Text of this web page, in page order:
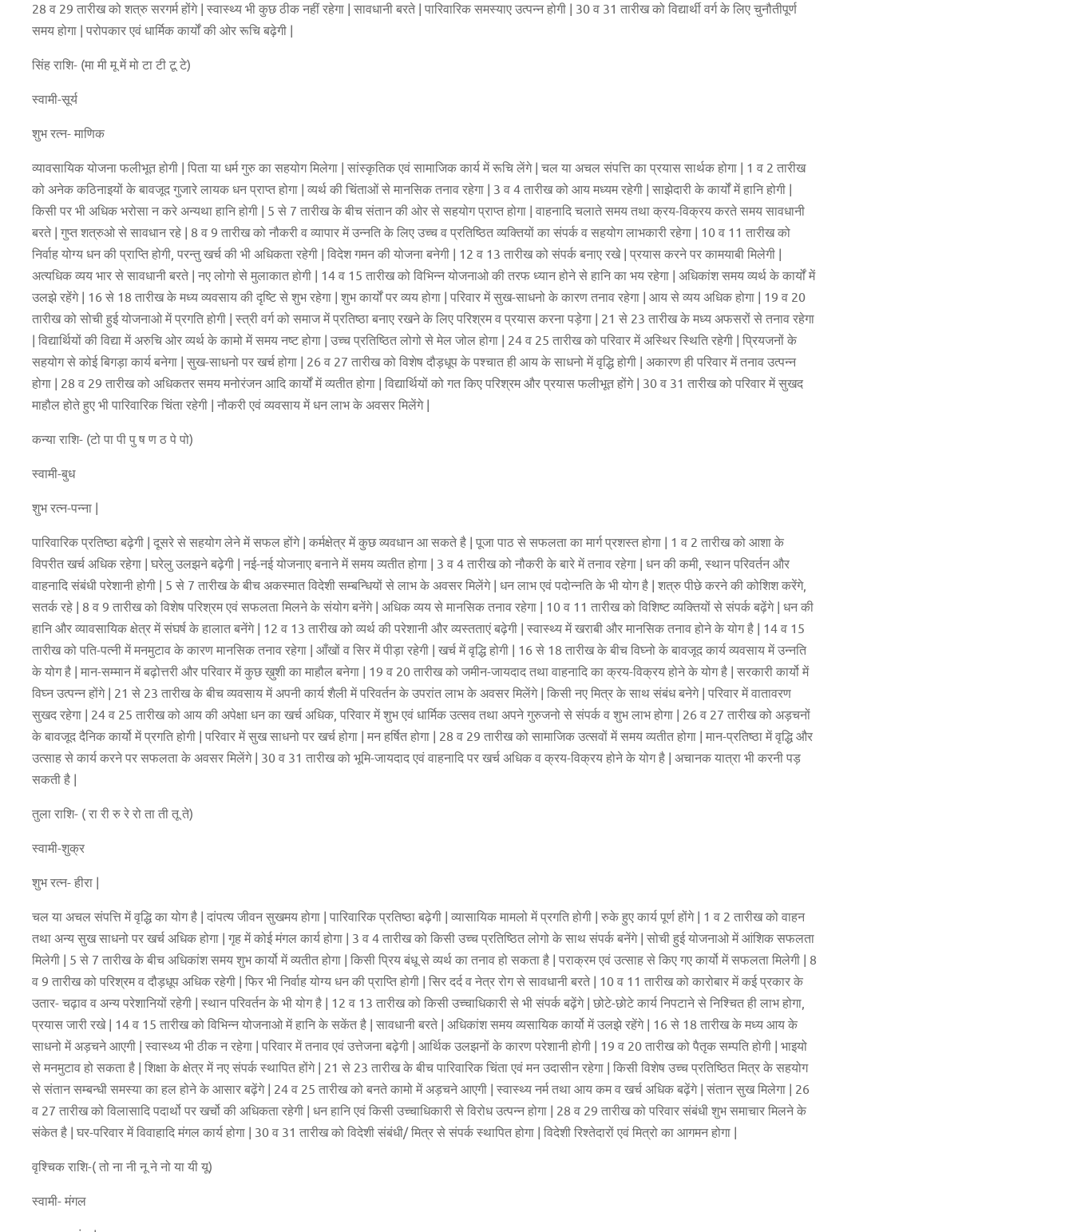
28 व 29 तारीख को शत्रु सरगर्म होंगे | स्वास्थ्य भी कुछ ठीक नहीं रहेगा | सावधानी बरते | पारिवारिक समस्याए उत्पन्न होगी | 30 व 31 तारीख को विद्यार्थी वर्ग के लिए चुनौतीपूर्ण
समय होगा | परोपकार एवं धार्मिक कार्यों की ओर रूचि बढ़ेगी |
सिंह राशि- (मा मी मू में मो टा टी टू टे)
स्वामी-सूर्य
शुभ रत्न- माणिक
व्यावसायिक योजना फलीभूत होगी | पिता या धर्म गुरु का सहयोग मिलेगा | सांस्कृतिक एवं सामाजिक कार्य में रूचि लेंगे | चल या अचल संपत्ति का प्रयास सार्थक होगा | 1 व 2 तारीख
को अनेक कठिनाइयों के बावजूद गुजारे लायक धन प्राप्त होगा | व्यर्थ की चिंताओं से मानसिक तनाव रहेगा | 3 व 4 तारीख को आय मध्यम रहेगी | साझेदारी के कार्यों में हानि होगी |
किसी पर भी अधिक भरोसा न करे अन्यथा हानि होगी | 5 से 7 तारीख के बीच संतान की ओर से सहयोग प्राप्त होगा | वाहनादि चलाते समय तथा क्रय-विक्रय करते समय सावधानी
बरते | गुप्त शत्रुओ से सावधान रहे | 8 व 9 तारीख को नौकरी व व्यापार में उन्नति के लिए उच्च व प्रतिष्ठित व्यक्तियों का संपर्क व सहयोग लाभकारी रहेगा | 10 व 11 तारीख को
निर्वाह योग्य धन की प्राप्ति होगी, परन्तु खर्च की भी अधिकता रहेगी | विदेश गमन की योजना बनेगी | 12 व 13 तारीख को संपर्क बनाए रखे | प्रयास करने पर कामयाबी मिलेगी |
अत्यधिक व्यय भार से सावधानी बरते | नए लोगो से मुलाकात होगी | 14 व 15 तारीख को विभिन्न योजनाओ की तरफ ध्यान होने से हानि का भय रहेगा | अधिकांश समय व्यर्थ के कार्यों में
उलझे रहेंगे | 16 से 18 तारीख के मध्य व्यवसाय की दृष्टि से शुभ रहेगा | शुभ कार्यों पर व्यय होगा | परिवार में सुख-साधनो के कारण तनाव रहेगा | आय से व्यय अधिक होगा | 19 व 20
तारीख को सोची हुई योजनाओ में प्रगति होगी | स्त्री वर्ग को समाज में प्रतिष्ठा बनाए रखने के लिए परिश्रम व प्रयास करना पड़ेगा | 21 से 23 तारीख के मध्य अफसरों से तनाव रहेगा
| विद्यार्थियों की विद्या में अरुचि ओर व्यर्थ के कामो में समय नष्ट होगा | उच्च प्रतिष्ठित लोगो से मेल जोल होगा | 24 व 25 तारीख को परिवार में अस्थिर स्थिति रहेगी | प्रियजनों के
सहयोग से कोई बिगड़ा कार्य बनेगा | सुख-साधनो पर खर्च होगा | 26 व 27 तारीख को विशेष दौड़धूप के पश्चात ही आय के साधनो में वृद्धि होगी | अकारण ही परिवार में तनाव उत्पन्न
होगा | 28 व 29 तारीख को अधिकतर समय मनोरंजन आदि कार्यों में व्यतीत होगा | विद्यार्थियों को गत किए परिश्रम और प्रयास फलीभूत होंगे | 30 व 31 तारीख को परिवार में सुखद
माहौल होते हुए भी पारिवारिक चिंता रहेगी | नौकरी एवं व्यवसाय में धन लाभ के अवसर मिलेंगे |
कन्या राशि- (टो पा पी पु ष ण ठ पे पो)
स्वामी-बुध
शुभ रत्न-पन्ना |
पारिवारिक प्रतिष्ठा बढ़ेगी | दूसरे से सहयोग लेने में सफल होंगे | कर्मक्षेत्र में कुछ व्यवधान आ सकते है | पूजा पाठ से सफलता का मार्ग प्रशस्त होगा | 1 व 2 तारीख को आशा के
विपरीत खर्च अधिक रहेगा | घरेलु उलझने बढ़ेगी | नई-नई योजनाए बनाने में समय व्यतीत होगा | 3 व 4 तारीख को नौकरी के बारे में तनाव रहेगा | धन की कमी, स्थान परिवर्तन और
वाहनादि संबंधी परेशानी होगी | 5 से 7 तारीख के बीच अकस्मात विदेशी सम्बन्धियों से लाभ के अवसर मिलेंगे | धन लाभ एवं पदोन्नति के भी योग है | शत्रु पीछे करने की कोशिश करेंगे,
सतर्क रहे | 8 व 9 तारीख को विशेष परिश्रम एवं सफलता मिलने के संयोग बनेंगे | अधिक व्यय से मानसिक तनाव रहेगा | 10 व 11 तारीख को विशिष्ट व्यक्तियों से संपर्क बढ़ेंगे | धन की
हानि और व्यावसायिक क्षेत्र में संघर्ष के हालात बनेंगे | 12 व 13 तारीख को व्यर्थ की परेशानी और व्यस्तताएं बढ़ेगी | स्वास्थ्य में खराबी और मानसिक तनाव होने के योग है | 14 व 15
तारीख को पति-पत्नी में मनमुटाव के कारण मानसिक तनाव रहेगा | आँखों व सिर में पीड़ा रहेगी | खर्च में वृद्धि होगी | 16 से 18 तारीख के बीच विघ्नो के बावजूद कार्य व्यवसाय में उन्नति
के योग है | मान-सम्मान में बढ़ोत्तरी और परिवार में कुछ ख़ुशी का माहौल बनेगा | 19 व 20 तारीख को जमीन-जायदाद तथा वाहनादि का क्रय-विक्रय होने के योग है | सरकारी कार्यो में
विघ्न उत्पन्न होंगे | 21 से 23 तारीख के बीच व्यवसाय में अपनी कार्य शैली में परिवर्तन के उपरांत लाभ के अवसर मिलेंगे | किसी नए मित्र के साथ संबंध बनेगे | परिवार में वातावरण
सुखद रहेगा | 24 व 25 तारीख को आय की अपेक्षा धन का खर्च अधिक, परिवार में शुभ एवं धार्मिक उत्सव तथा अपने गुरुजनो से संपर्क व शुभ लाभ होगा | 26 व 27 तारीख को अड़चनों
के बावजूद दैनिक कार्यो में प्रगति होगी | परिवार में सुख साधनो पर खर्च होगा | मन हर्षित होगा | 28 व 29 तारीख को सामाजिक उत्सवों में समय व्यतीत होगा | मान-प्रतिष्ठा में वृद्धि और
उत्साह से कार्य करने पर सफलता के अवसर मिलेंगे | 30 व 31 तारीख को भूमि-जायदाद एवं वाहनादि पर खर्च अधिक व क्रय-विक्रय होने के योग है | अचानक यात्रा भी करनी पड़
सकती है |
तुला राशि- ( रा री रु रे रो ता ती तू ते)
स्वामी-शुक्र
शुभ रत्न- हीरा |
चल या अचल संपत्ति में वृद्धि का योग है | दांपत्य जीवन सुखमय होगा | पारिवारिक प्रतिष्ठा बढ़ेगी | व्यासायिक मामलो में प्रगति होगी | रुके हुए कार्य पूर्ण होंगे | 1 व 2 तारीख को वाहन
तथा अन्य सुख साधनो पर खर्च अधिक होगा | गृह में कोई मंगल कार्य होगा | 3 व 4 तारीख को किसी उच्च प्रतिष्ठित लोगो के साथ संपर्क बनेंगे | सोची हुई योजनाओ में आंशिक सफलता
मिलेगी | 5 से 7 तारीख के बीच अधिकांश समय शुभ कार्यो में व्यतीत होगा | किसी प्रिय बंधू से व्यर्थ का तनाव हो सकता है | पराक्रम एवं उत्साह से किए गए कार्यो में सफलता मिलेगी | 8
व 9 तारीख को परिश्रम व दौड़धूप अधिक रहेगी | फिर भी निर्वाह योग्य धन की प्राप्ति होगी | सिर दर्द व नेत्र रोग से सावधानी बरते | 10 व 11 तारीख को कारोबार में कई प्रकार के
उतार- चढ़ाव व अन्य परेशानियों रहेगी | स्थान परिवर्तन के भी योग है | 12 व 13 तारीख को किसी उच्चाधिकारी से भी संपर्क बढ़ेंगे | छोटे-छोटे कार्य निपटाने से निश्चित ही लाभ होगा,
प्रयास जारी रखे | 14 व 15 तारीख को विभिन्न योजनाओ में हानि के सकेंत है | सावधानी बरते | अधिकांश समय व्यसायिक कार्यो में उलझे रहेंगे | 16 से 18 तारीख के मध्य आय के
साधनो में अड़चने आएगी | स्वास्थ्य भी ठीक न रहेगा | परिवार में तनाव एवं उत्तेजना बढ़ेगी | आर्थिक उलझनों के कारण परेशानी होगी | 19 व 20 तारीख को पैतृक सम्पति होगी | भाइयो
से मनमुटाव हो सकता है | शिक्षा के क्षेत्र में नए संपर्क स्थापित होंगे | 21 से 23 तारीख के बीच पारिवारिक चिंता एवं मन उदासीन रहेगा | किसी विशेष उच्च प्रतिष्ठित मित्र के सहयोग
से संतान सम्बन्धी समस्या का हल होने के आसार बढ़ेंगे | 24 व 25 तारीख को बनते कामो में अड़चने आएगी | स्वास्थ्य नर्म तथा आय कम व खर्च अधिक बढ़ेंगे | संतान सुख मिलेगा | 26
व 27 तारीख को विलासादि पदार्थो पर खर्चो की अधिकता रहेगी | धन हानि एवं किसी उच्चाधिकारी से विरोध उत्पन्न होगा | 28 व 29 तारीख को परिवार संबंधी शुभ समाचार मिलने के
संकेत है | घर-परिवार में विवाहादि मंगल कार्य होगा | 30 व 31 तारीख को विदेशी संबंधी/ मित्र से संपर्क स्थापित होगा | विदेशी रिश्तेदारों एवं मित्रो का आगमन होगा |
वृश्चिक राशि-( तो ना नी नू ने नो या यी यू)
स्वामी- मंगल